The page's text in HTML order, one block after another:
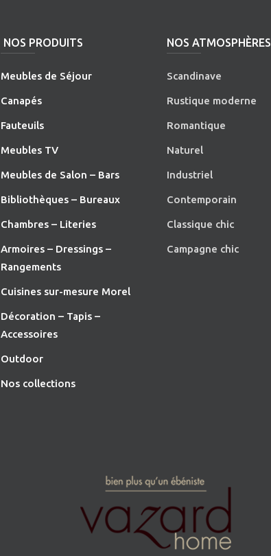
NOS PRODUITS
Meubles de Séjour
Canapés
Fauteuils
Meubles TV
Meubles de Salon – Bars
Bibliothèques – Bureaux
Chambres – Literies
Armoires – Dressings –
Rangements
Cuisines sur-mesure Morel
Décoration – Tapis –
Accessoires
Outdoor
Nos collections
NOS ATMOSPHÈRES
Scandinave
Rustique moderne
Romantique
Naturel
Industriel
Contemporain
Classique chic
Campagne chic